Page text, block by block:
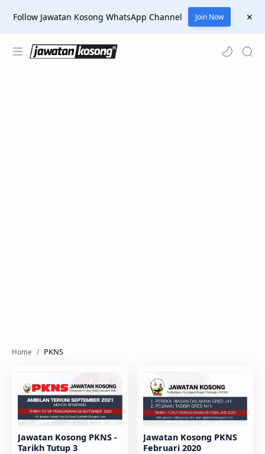
Follow Jawatan Kosong WhatsApp Channel Join Now
PKNS
Jawatan Kosong PKNS -
Tarikh Tutup 3
Jawatan Kosong PKNS
Februari 2020